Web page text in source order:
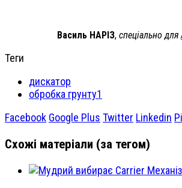
Василь НАРІЗ, спеціально для
Теги
дискатор
обробка грунту1
Facebook Google Plus Twitter Linkedin
Схожі матеріали (за тегом)